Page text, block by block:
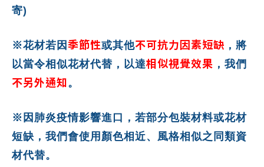
寄)
※花材若因 季節性或其他不可抗力因素短缺 ，將
以當令相似花材代替，以達相似視覺效果 ，我們
不另外通知 。
※因肺炎疫情影響進口，若部分包裝材料或花材
短缺，我們會使用顏色相近、風格相似之同類資
材代替。